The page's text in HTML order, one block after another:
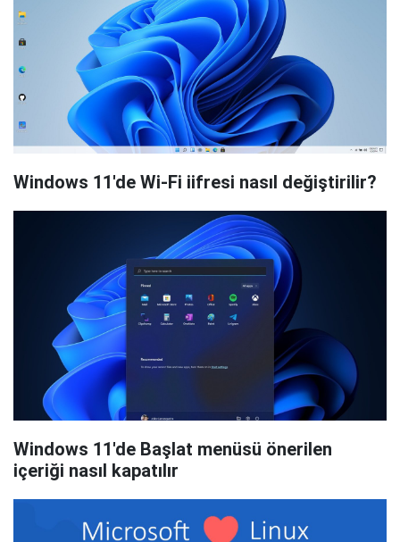
Windows 11'de Wi-Fi iifresi nasıl değiştirilir?
Windows 11'de Başlat menüsü önerilen
içeriği nasıl kapatılır